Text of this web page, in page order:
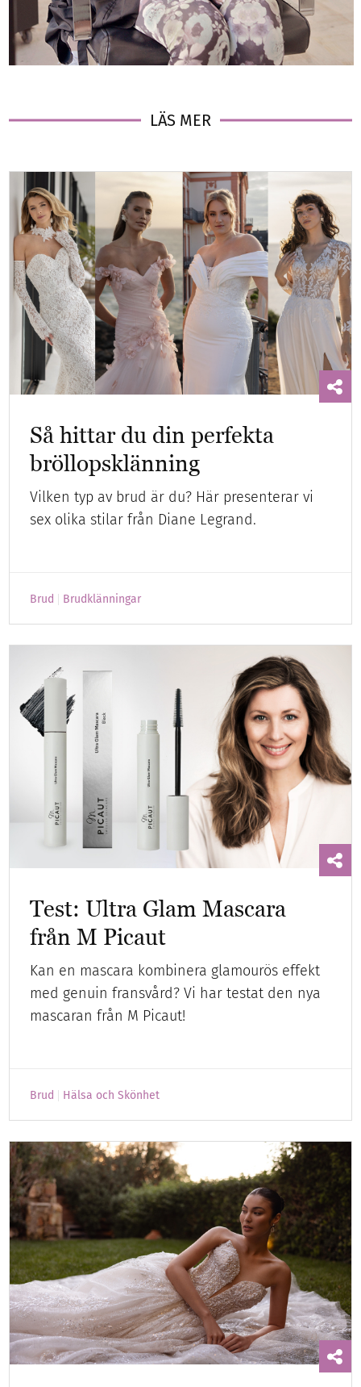
LÄS MER
Så hittar du din perfekta
bröllopsklänning
Vilken typ av brud är du? Här presenterar vi
sex olika stilar från Diane Legrand.
Brud Brudklänningar
Test: Ultra Glam Mascara
från M Picaut
Kan en mascara kombinera glamourös effekt
med genuin fransvård? Vi har testat den nya
mascaran från M Picaut!
Brud Hälsa och Skönhet